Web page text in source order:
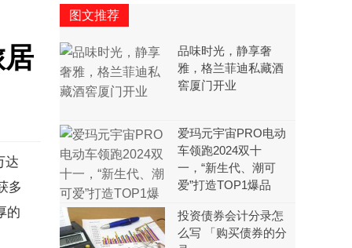
达
多
的
图文推荐
品味时光，静享奢
雅，格兰菲迪私藏酒
窖厦门开业
爱玛元宇宙PRO电动
车领跑2024双十
一，“新生代、潮可
爱”打造TOP1爆品
投资债券会计分录怎
么写 「购买债券的分